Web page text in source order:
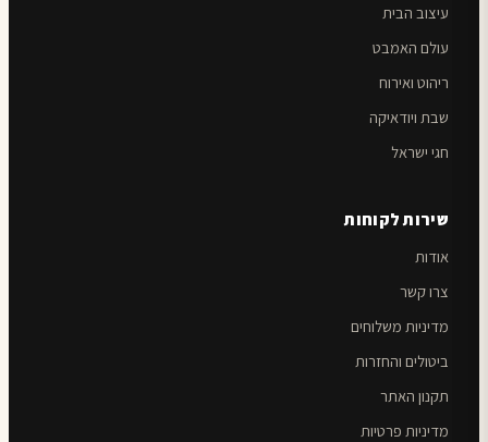
עיצוב הבית
עולם האמבט
ריהוט ואירוח
שבת ויודאיקה
חגי ישראל
שירות לקוחות
אודות
צרו קשר
מדיניות משלוחים
ביטולים והחזרות
תקנון האתר
מדיניות פרטיות